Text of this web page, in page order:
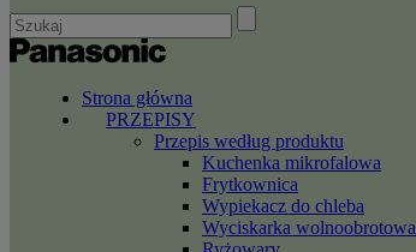
Strona główna
PRZEPISY
Przepis według produktu
Kuchenka mikrofalowa
Frytkownica
Wypiekacz do chleba
Wyciskarka wolnoobrotowa